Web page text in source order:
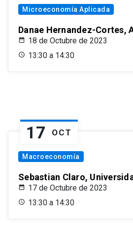
Microeconomía Aplicada
Danae Hernandez-Cortes,
18 de Octubre de 2023
13:30 a 14:30
17 OCT
Macroeconomía
Sebastian Claro,
17 de Octubre de 2023
13:30 a 14:30